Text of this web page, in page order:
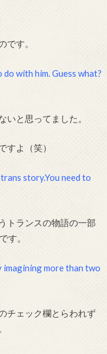
です。
with him. Guess what?
いと思ってました。
すよ（笑）
story.You need to
トランスの物語の一部
す。
imagining more than two
チェック欄とらわれず